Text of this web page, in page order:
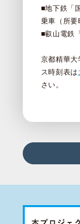
■地下鉄「
乗車（所要
■叡山電鉄
京都精華
ス時刻表は
さい。